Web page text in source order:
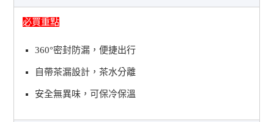
必買重點
360°密封防漏，便捷出行
自帶茶漏設計，茶水分離
安全無異味，可保冷保溫